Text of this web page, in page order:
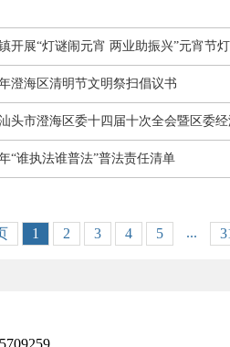
开展“灯谜闹元宵 两业助振兴”元宵节
澄海区清明节文明祭扫倡议书
头市澄海区委十四届十次全会暨区委
“谁执法谁普法”普法责任清单
1 2 3 4 5 ...